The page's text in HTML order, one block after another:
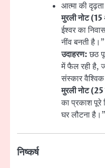
आत्मा की
मुरली नोट
ईश्वर का
नींव बनती है।”
उदाहरण:छठ
में फैल रही है,
संस्कार वैश्विक
मुरली नोट
का प्रकाश पूरे
घर लौटना है।”
निष्कर्ष